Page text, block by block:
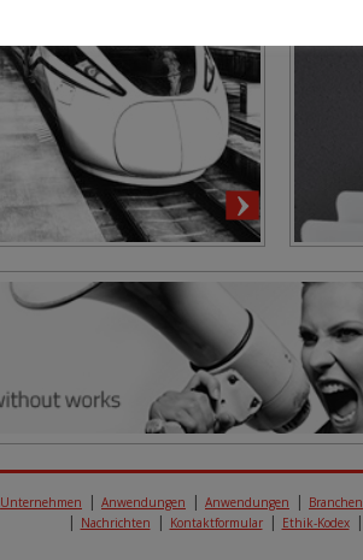
Unternehmen Anwendungen Anwendungen Branchen
Nachrichten
Kontaktformular Ethik-Kodex